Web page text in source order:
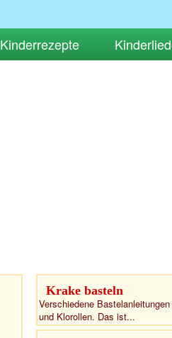
Kinderrezepte
Krake basteln
Verschiedene
und Klorollen. Das ist...